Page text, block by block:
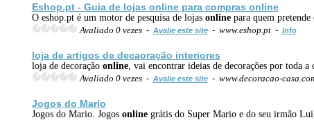
Eshop.pt - Guia de lojas onlinepara compras online
O eshop.pt é um motor de pesquisa de lojas onlinepara quem pretende
Avaliado 0 vezes - Avalie este site- www.eshop.pt - Info
loja de artigos de decaoração interiores
loja de decoração online, vai encontrar ideias de decorações por toda
Avaliado 0 vezes - Avalie este site- www.decoracao-
Jogos do Mario
Jogos do Mario. Jogos onlinegrátis do Super Mario e do seu irmão